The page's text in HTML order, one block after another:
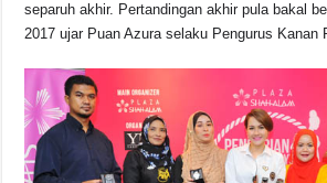
separuh akhir. Pertandingan akhir pula bakal
2017 ujar Puan Azura selaku Pengurus Kanan